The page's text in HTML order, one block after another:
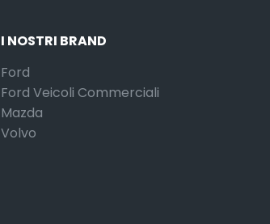
I NOSTRI BRAND
Ford
Ford Veicoli Commerciali
Mazda
Volvo